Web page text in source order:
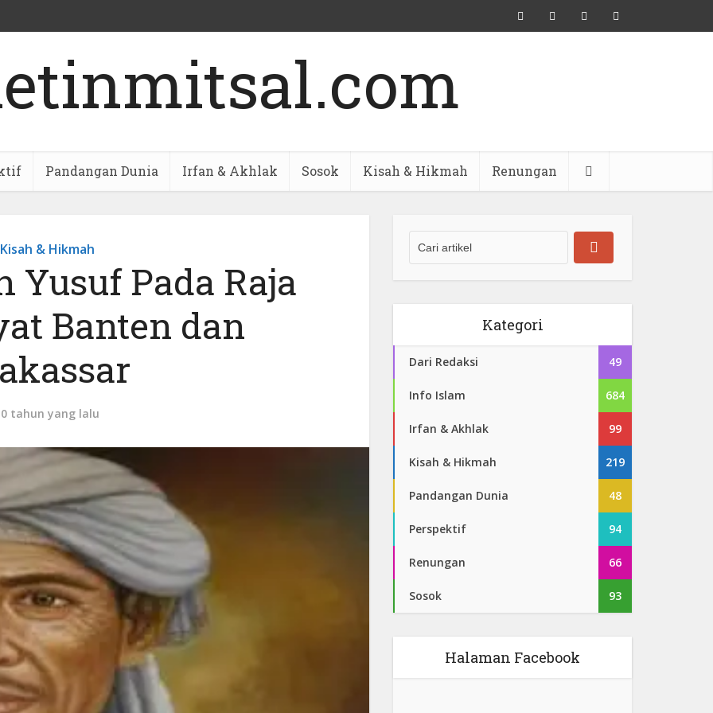
Pandangan Dunia Irfan & Akhlak Sosok Kisah & Hikmah Renungan
Kisah & Hikmah
Yusuf Pada Raja
Banten dan
tahun yang lalu
Kategori
Dari Redaksi 49
Info Islam 684
Irfan & Akhlak 99
Kisah & Hikmah 219
Pandangan Dunia 48
Perspektif 94
Renungan 66
Sosok 93
Halaman Facebook